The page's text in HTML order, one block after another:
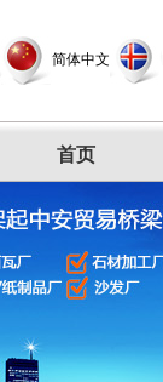
简体中文
首页